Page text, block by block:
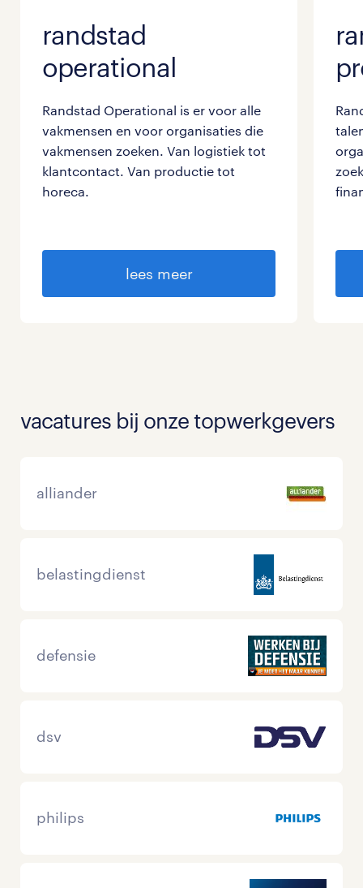
randstad
operational
Randstad Operational is er voor alle
vakmensen en voor organisaties die
vakmensen zoeken. Van logistiek tot
klantcontact. Van productie tot
horeca.
lees meer
vacatures bij onze topwerkgevers
alliander
belastingdienst
defensie
dsv
philips